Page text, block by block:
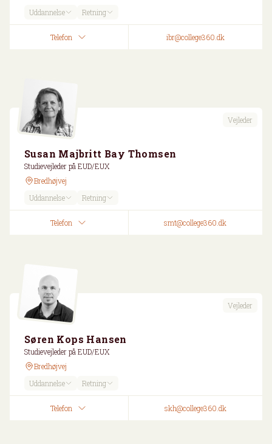
Uddannelse Retning
Telefon ibr@college360.dk
Vejleder
Susan Majbritt Bay Thomsen
Studievejleder på EUD/EUX
Bredhøjvej
Uddannelse
Retning
Telefon smt@college360.dk
Vejleder
Søren Kops Hansen
Studievejleder på EUD/EUX
Bredhøjvej
Uddannelse
Retning
Telefon skh@college360.dk